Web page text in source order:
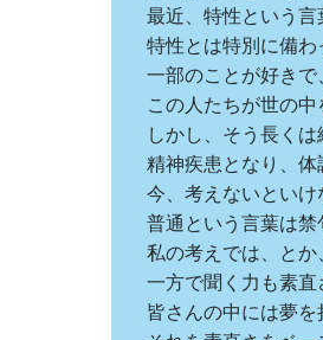
最近、特性という言
特性とは特別に備わ
一部のことが好きで
この人たちが世の
しかし、そう長くは
精神疾患となり、体
今、考えないとい
普通という言葉は禁
私の考えでは、と
一方で聞く力も素直
皆さんの中には夢